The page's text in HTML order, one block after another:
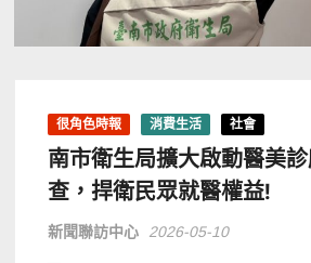
很角色時報 消費生活 社會
南市衛生局擴大啟動醫美
查，捍衛民眾就醫權益!
新聞聯訪中心 2026-05-10